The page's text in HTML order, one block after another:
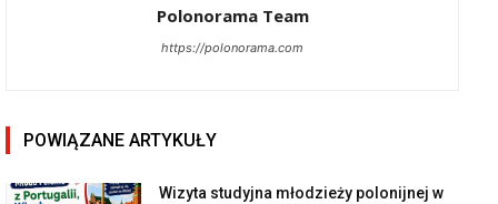
Polonorama Team
https://polonorama.com
POWIĄZANE ARTYKUŁY
Wizyta studyjna młodzieży polonijnej w